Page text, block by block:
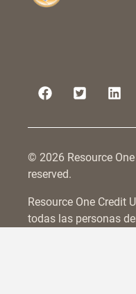
© 2026 Resource
reserved.
Resource One Credit
todas las personas